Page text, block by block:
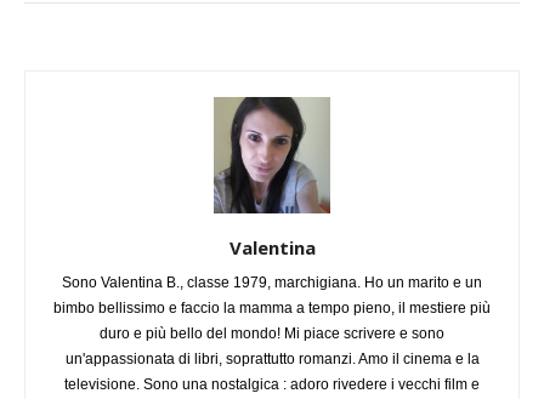
Valentina
Sono Valentina B., classe 1979, marchigiana. Ho un marito e un
bimbo bellissimo e faccio la mamma a tempo pieno, il mestiere più
duro e più bello del mondo! Mi piace scrivere e sono
un'appassionata di libri, soprattutto romanzi. Amo il cinema e la
televisione. Sono una nostalgica : adoro rivedere i vecchi film e